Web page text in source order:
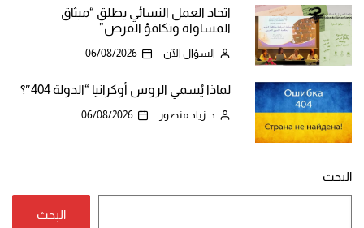
اتحاد العمل النسائي يطلق “ميثاق
المساواة وتكافؤ الفرص”
السؤال الآن 06/08/2026
لماذا يُسمي الروس أوكرانيا “الدولة 404″؟
د. زياد منصور 06/08/2026
البحث
البحث